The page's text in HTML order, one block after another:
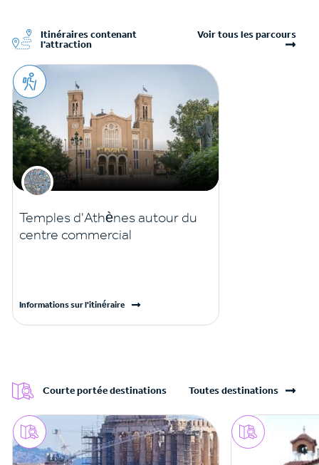
Itinéraires contenant
l'attraction
Voir tous les parcours
Temples d'Athènes autour du
centre commercial
Informations sur l'itinéraire
Courte portée destinations Toutes destinations